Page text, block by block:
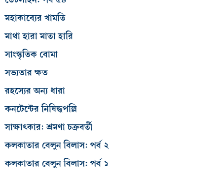
মহাকাব্যের খামতি
মাথা হারা মাতা হারি
সাংস্কৃতিক বোমা
সভ্যতার ক্ষত
রহস্যের অন্য ধারা
কনটেন্টের নিষিদ্ধপল্লি
সাক্ষাৎকার: শ্রমণা চক্রবর্তী
কলকাতার বেলুন বিলাস: পর্ব ২
কলকাতার বেলুন বিলাস: পর্ব ১